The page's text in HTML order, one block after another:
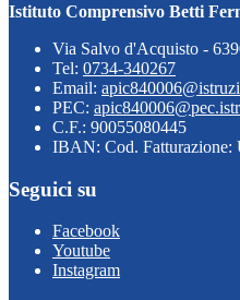
Istituto Comprensivo Betti
Via Salvo d'Acquisto -
Tel: 0734-340267
Email:
PEC:
C.F.: 90055080445
IBAN: Cod. Fatturazione:
Seguici su
Facebook
Youtube
Instagram